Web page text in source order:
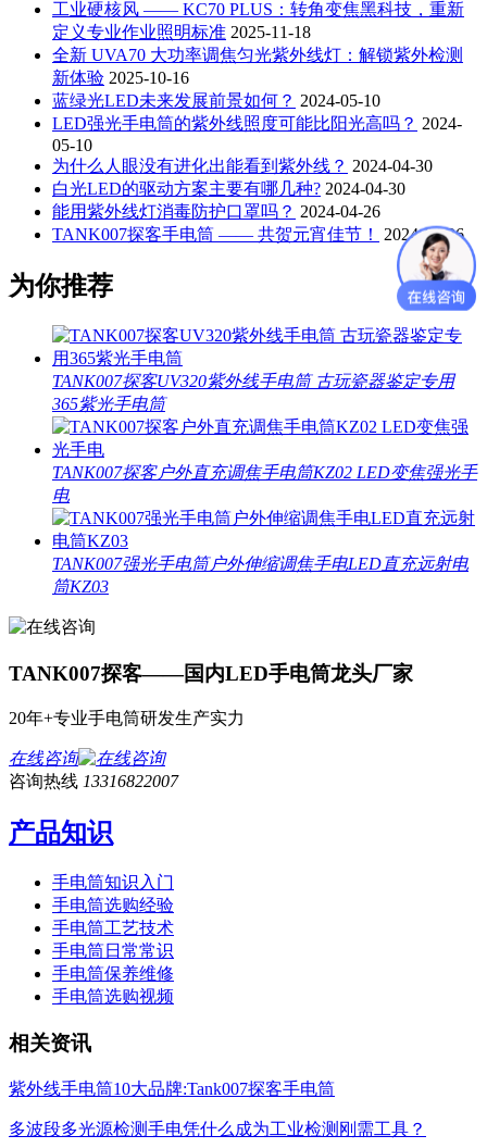
工业硬核风 —— KC70 PLUS：转角变焦黑科技，重新
定义专业作业照明标准 2025-11-18
全新 UVA70 大功率调焦匀光紫外线灯：解锁紫外检测
新体验 2025-10-16
蓝绿光LED未来发展前景如何？ 2024-05-10
LED强光手电筒的紫外线照度可能比阳光高吗？ 2024-
05-10
为什么人眼没有进化出能看到紫外线？ 2024-04-30
白光LED的驱动方案主要有哪几种? 2024-04-30
能用紫外线灯消毒防护口罩吗？ 2024-04-26
TANK007探客手电筒 —— 共贺元宵佳节！
2024-04-26
为你推荐
TANK007探客UV320紫外线手电筒 古玩瓷器鉴定专用
365紫光手电筒
TANK007探客户外直充调焦手电筒KZ02 LED变焦强光手
电
TANK007强光手电筒户外伸缩调焦手电LED直充远射电
筒KZ03
TANK007探客——国内LED手电筒龙头厂家
20年+专业手电筒研发生产实力
在线咨询
咨询热线 13316822007
产品知识
手电筒知识入门
手电筒选购经验
手电筒工艺技术
手电筒日常常识
手电筒保养维修
手电筒选购视频
相关资讯
紫外线手电筒10大品牌:Tank007探客手电筒
多波段多光源检测手电凭什么成为工业检测刚需工具？